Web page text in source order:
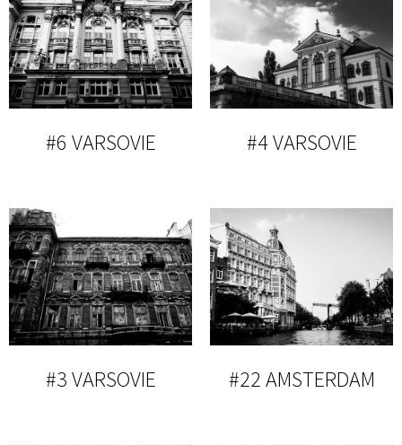
#6 VARSOVIE #4 VARSOVIE
#3 VARSOVIE #22 AMSTERDAM